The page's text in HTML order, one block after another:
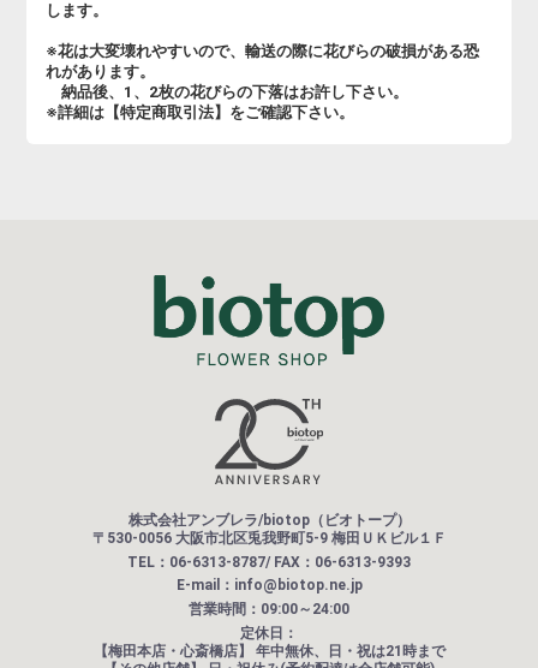
します。
※花は大変壊れやすいので、輸送の際に花びらの破損がある恐
れがあります。
納品後、1、2枚の花びらの下落はお許し下さい。
※詳細は【特定商取引法】をご確認下さい。
株式会社アンブレラ/biotop（ビオトープ）
〒530-0056 大阪市北区兎我野町5-9 梅田ＵＫビル１Ｆ
TEL：06-6313-8787/ FAX：06-6313-9393
E-mail：info@biotop.ne.jp
営業時間：09:00～24:00
定休日：
【梅田本店・心斎橋店】 年中無休、日・祝は21時まで